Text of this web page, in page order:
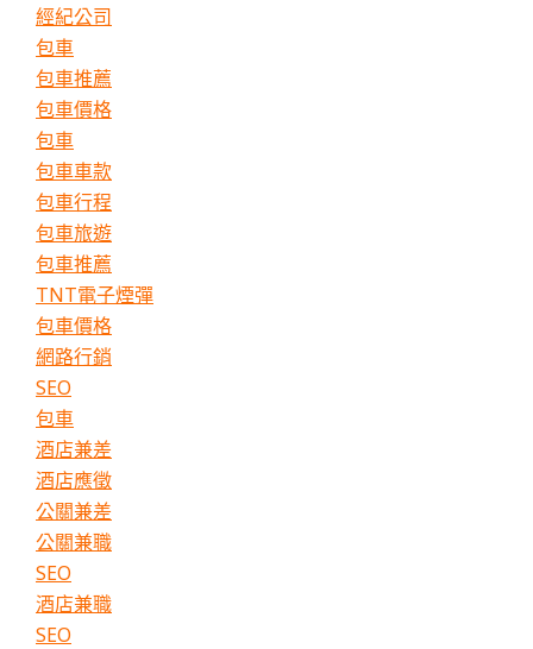
經紀公司
包車
包車推薦
包車價格
包車
包車車款
包車行程
包車旅遊
包車推薦
TNT電子煙彈
包車價格
網路行銷
SEO
包車
酒店兼差
酒店應徵
公關兼差
公關兼職
SEO
酒店兼職
SEO